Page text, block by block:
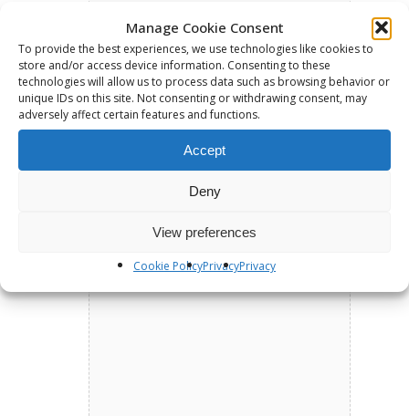
Manage Cookie Consent
To provide the best experiences, we use technologies like cookies to
store and/or access device information. Consenting to these
technologies will allow us to process data such as browsing behavior or
unique IDs on this site. Not consenting or withdrawing consent, may
adversely affect certain features and functions.
Accept
Deny
View preferences
Cookie PolicyPrivacyPrivacy